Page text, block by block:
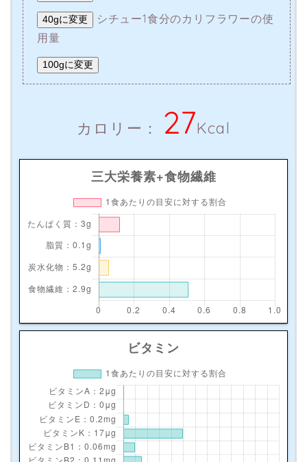
40gに変更
シチュー1食分のカリフラワーの使
用量
100gに変更
カロリー： 27Kcal